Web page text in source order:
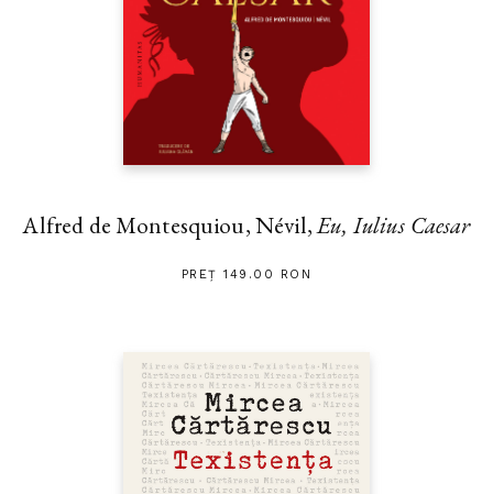
Alfred de Montesquiou, Névil,Eu, Iulius Caesar
PREȚ 149.00 RON